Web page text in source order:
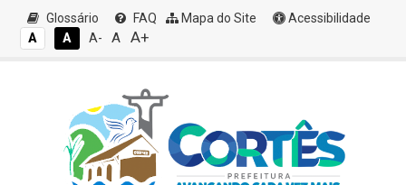
Glossário FAQ Mapa do Site
Acessibilidade
A
A A- A A+